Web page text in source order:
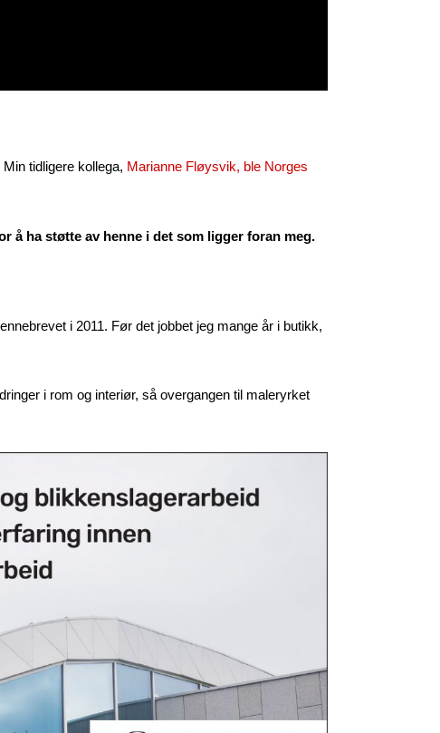
tidligere kollega, Marianne Fløysvik, ble Norges
å ha støtte av henne i det som ligger foran meg.
i 2011. Før det jobbet jeg mange år i butikk,
i rom og interiør, så overgangen til maleryrket